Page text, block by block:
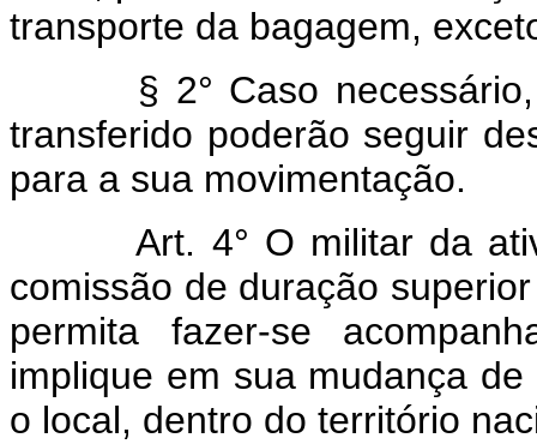
transporte da bagagem,
§ 2° Caso necessário,
transferido poderão seguir
para a sua movimentação.
Art. 4° O militar da ativa
comissão de duração
permita fazer-se
implique em sua mudança
o local, dentro do território